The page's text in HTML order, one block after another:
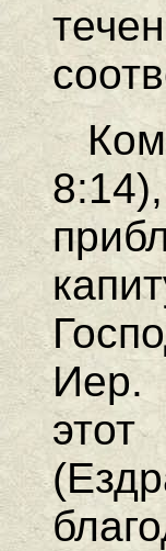
Иер.